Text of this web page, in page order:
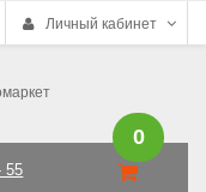
Личный кабинет
55
0